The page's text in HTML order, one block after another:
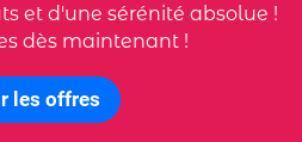
et d'une sérénité absolue !
dès maintenant !
les offres